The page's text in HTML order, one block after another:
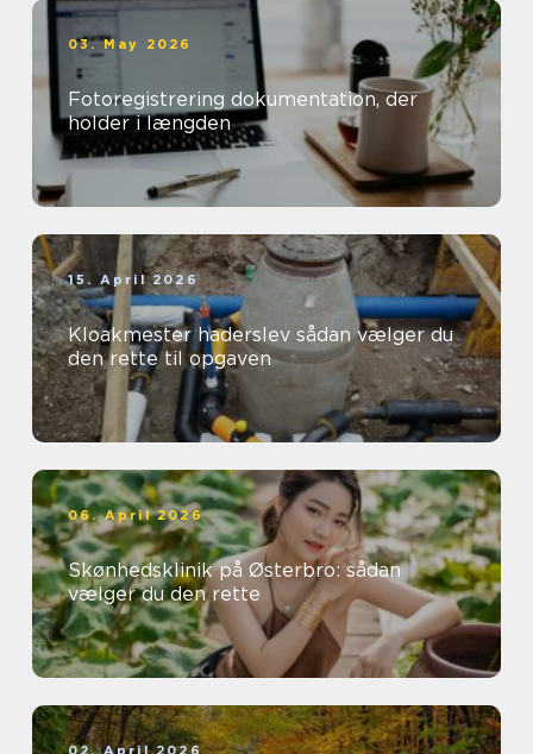
03. May 2026
Fotoregistrering dokumentation, der
holder i længden
15. April 2026
Kloakmester haderslev sådan vælger du
den rette til opgaven
06. April 2026
Skønhedsklinik på Østerbro: sådan
vælger du den rette
02. April 2026